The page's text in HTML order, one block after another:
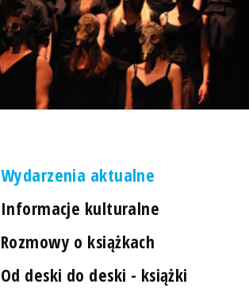
Wydarzenia aktualne
Informacje kulturalne
Rozmowy o książkach
Od deski do deski - książki